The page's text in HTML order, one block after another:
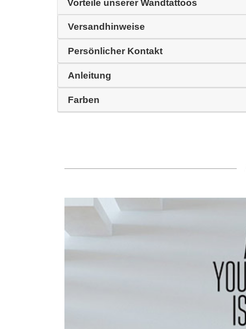
Vorteile unserer Wandtattoos
Versandhinweise
Persönlicher Kontakt
Anleitung
Farben